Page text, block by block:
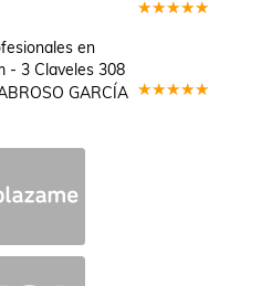
en
- 3 Claveles 308
GARCÍA